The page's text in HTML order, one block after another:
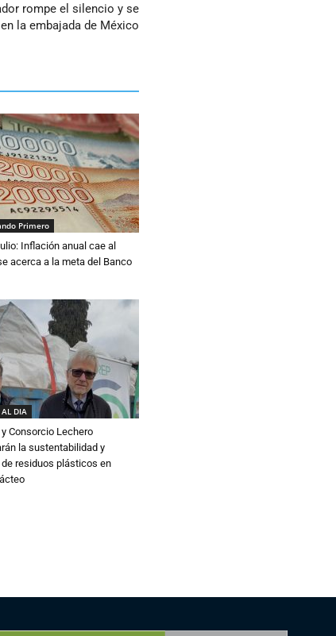
rompe el silencio y se
la embajada de México
Primero
Inflación anual cae al
acerca a la meta del Banco
DIA
y Consorcio Lechero
la sustentabilidad y
residuos plásticos en